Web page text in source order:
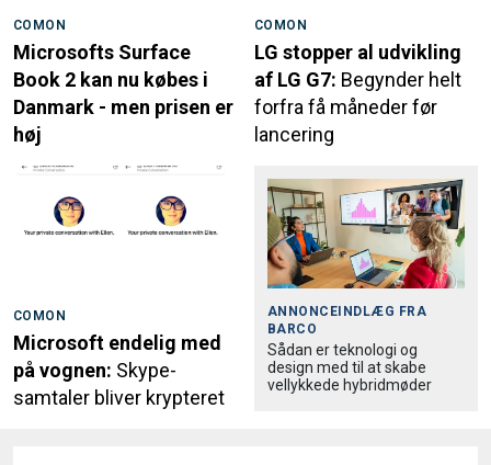
COMON
Microsofts Surface
Book 2 kan nu købes i
Danmark - men prisen er
høj
COMON
LG stopper al udvikling
af LG G7: Begynder helt
forfra få måneder før
lancering
COMON
Microsoft endelig med
på vognen: Skype-
samtaler bliver krypteret
ANNONCEINDLÆG FRA
BARCO
Sådan er teknologi og
design med til at skabe
vellykkede hybridmøder